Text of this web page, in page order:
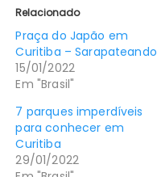
Relacionado
Praça do Japão em
Curitiba – Sarapateando
15/01/2022
Em "Brasil"
7 parques imperdíveis
para conhecer em
Curitiba
29/01/2022